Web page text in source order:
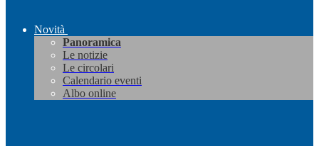
Novità
Panoramica
Le notizie
Le circolari
Calendario eventi
Albo online